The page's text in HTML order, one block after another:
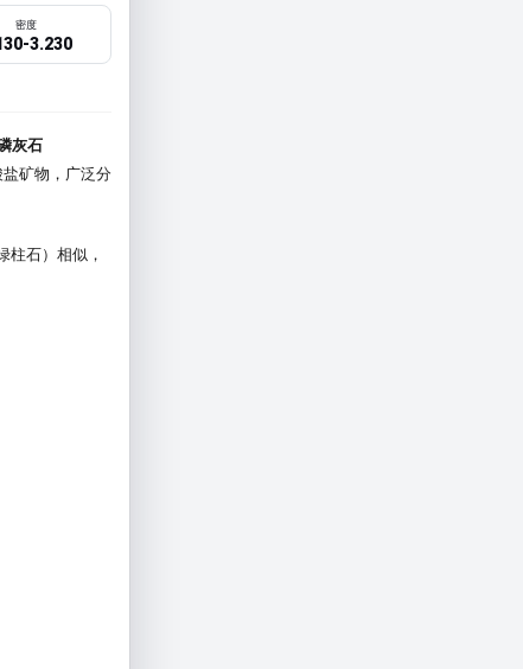
密度
3.230
灰石
矿物，广泛分
柱石）相似，